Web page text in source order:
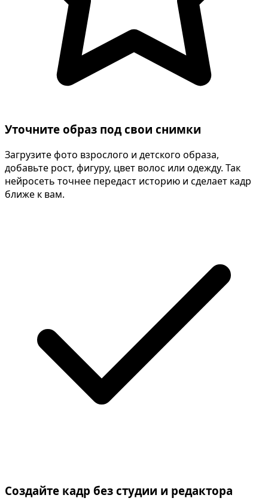
Уточните образ под свои снимки
Загрузите фото взрослого и детского образа,
добавьте рост, фигуру, цвет волос или одежду. Так
нейросеть точнее передаст историю и сделает кадр
ближе к вам.
Создайте кадр без студии и редактора